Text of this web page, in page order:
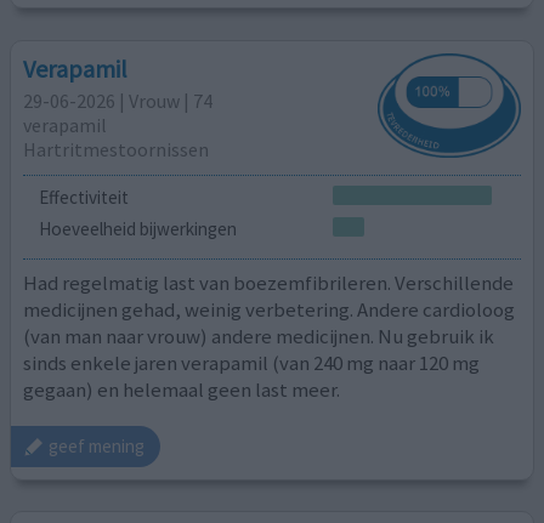
Verapamil
29-06-2026 | Vrouw | 74
verapamil
Hartritmestoornissen
Effectiviteit
Hoeveelheid bijwerkingen
Had regelmatig last van boezemfibrileren. Verschillende
medicijnen gehad, weinig verbetering. Andere cardioloog
(van man naar vrouw) andere medicijnen. Nu gebruik ik
sinds enkele jaren verapamil (van 240 mg naar 120 mg
gegaan) en helemaal geen last meer.
geef mening